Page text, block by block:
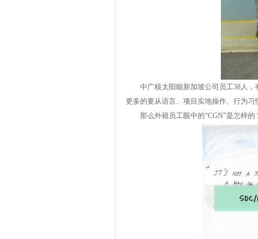
中广核太阳能新加坡公司员工38人，
更多的要从语言、项目实地操作、行为习
那么外籍员工眼中的“CGN”是怎样